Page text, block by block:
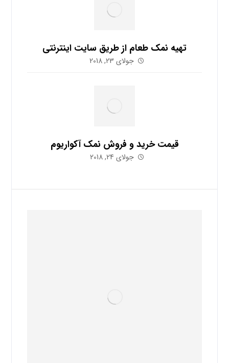
تهیه نمک طعام از طریق سایت اینترنتی
جولای 23, 2018
قیمت خرید و فروش نمک آکواریوم
جولای 24, 2018